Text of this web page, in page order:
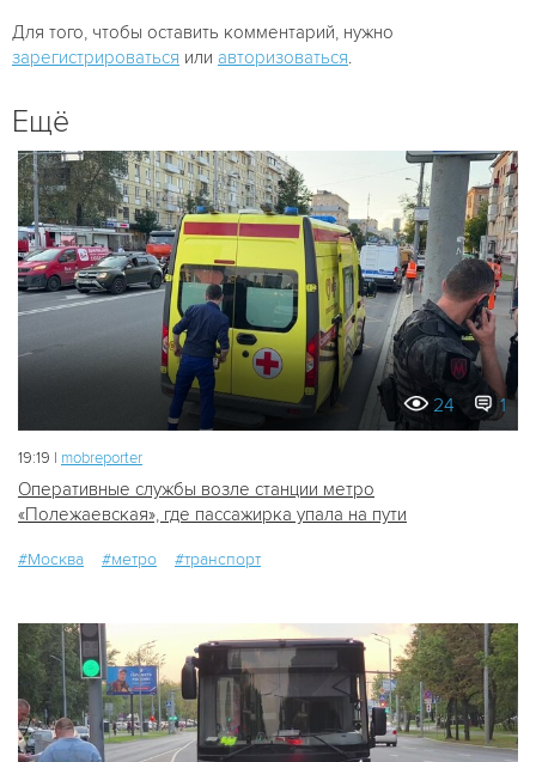
Для того, чтобы оставить комментарий, нужно
зарегистрироваться или авторизоваться
Ещё
24 1
19:19 | mobreporter
Оперативные службы возле станции метро
«Полежаевская», где пассажирка упала на пути
#Москва #метро #транспорт